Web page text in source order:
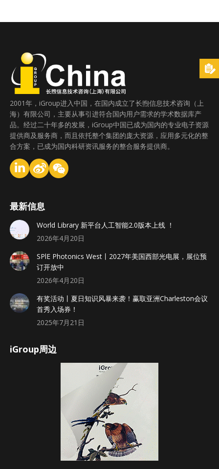
2001年，iGroup进入中国，在国内成立了长煦信息技术咨询（上
海）有限公司，主要从事引进符合国内用户需求的学术数据库产
品。经过二十年多的发展，iGroup中国已成为国内的专业电子资源
提供商及服务商，而且依托整个集团的庞大资源，应用多元化的整
合方案，已成为国内科研资讯服务的整合服务提供商。
最新信息
World Library 新平台人工智能2.0版本上线 ！
2026年4月20日
SPlE Photonics West丨2027年美国西部光电展，展位预
订开放中
2026年4月20日
有奖活动丨夏日知识风暴来袭！赢取亚洲Charleston会议
首秀入场券！
2025年7月21日
iGroup周边